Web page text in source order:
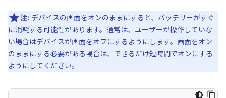
注: デバイスの画面をオンのままにすると、バッテリーがすぐ
に消耗する可能性があります。通常は、ユーザーが操作していな
い場合はデバイスが画面をオフにするようにします。画面をオン
のままにする必要がある場合は、できるだけ短時間でオンにする
ようにしてください。